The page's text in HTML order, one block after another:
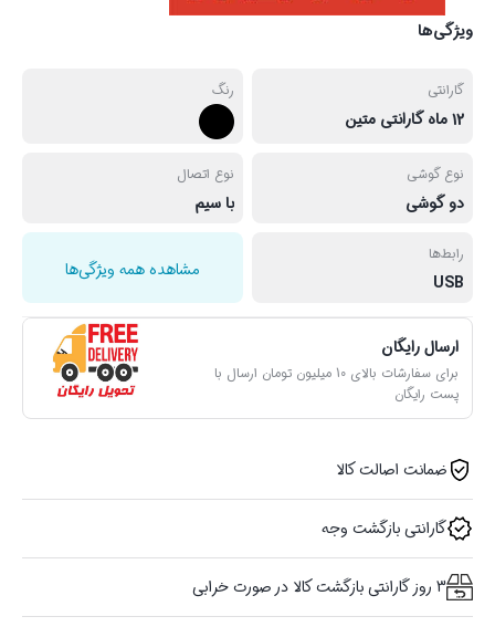
ویژگی‌ها
گارانتی
12 ماه گارانتی متین
رنگ
نوع گوشی
دو گوشی
نوع اتصال
با سیم
رابط‌ها
USB
مشاهده همه ویژگی‌ها
ارسال رایگان
برای سفارشات بالای 10 میلیون تومان ارسال با
پست رایگان
ضمانت اصالت کالا
گارانتی بازگشت وجه
3 روز گارانتی بازگشت کالا در صورت خرابی